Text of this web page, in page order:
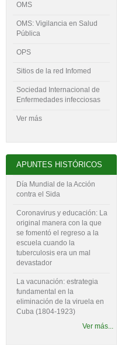
OMS
OMS: Vigilancia en Salud
Pública
OPS
Sitios de la red Infomed
Sociedad Internacional de
Enfermedades infecciosas
Ver más
APUNTES HISTÓRICOS
Día Mundial de la Acción
contra el Sida
Coronavirus y educación: La
original manera con la que
se fomentó el regreso a la
escuela cuando la
tuberculosis era un mal
devastador
La vacunación: estrategia
fundamental en la
eliminación de la viruela en
Cuba (1804-‍1923)
Ver más...